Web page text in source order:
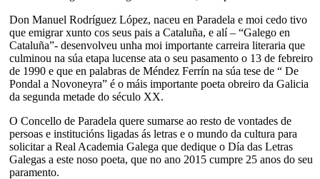
Don Manuel Rodríguez López, naceu en Paradela e moi cedo tivo
que emigrar xunto cos seus pais a Cataluña, e alí – “Galego en
Cataluña”- desenvolveu unha moi importante carreira literaria que
culminou na súa etapa lucense ata o seu pasamento o 13 de febreiro
de 1990 e que en palabras de Méndez Ferrín na súa tese de “ De
Pondal a Novoneyra” é o máis importante poeta obreiro da Galicia
da segunda metade do século XX.
O Concello de Paradela quere sumarse ao resto de vontades de
persoas e institucións ligadas ás letras e o mundo da cultura para
solicitar a Real Academia Galega que dedique o Día das Letras
Galegas a este noso poeta, que no ano 2015 cumpre 25 anos do seu
paramento.